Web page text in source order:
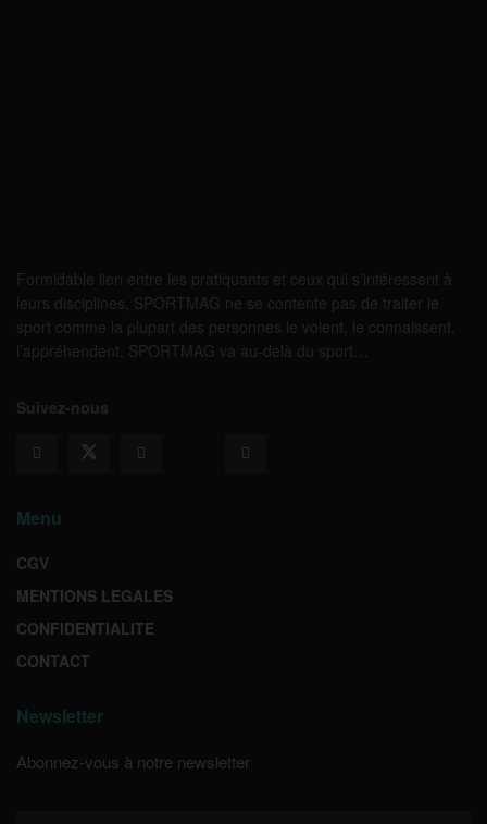
Formidable lien entre les pratiquants et ceux qui s’intéressent à
leurs disciplines, SPORTMAG ne se contente pas de traiter le
sport comme la plupart des personnes le voient, le connaissent,
l’appréhendent. SPORTMAG va au-delà du sport…
Suivez-nous
Menu
CGV
MENTIONS LEGALES
CONFIDENTIALITE
CONTACT
Newsletter
Abonnez-vous à notre newsletter